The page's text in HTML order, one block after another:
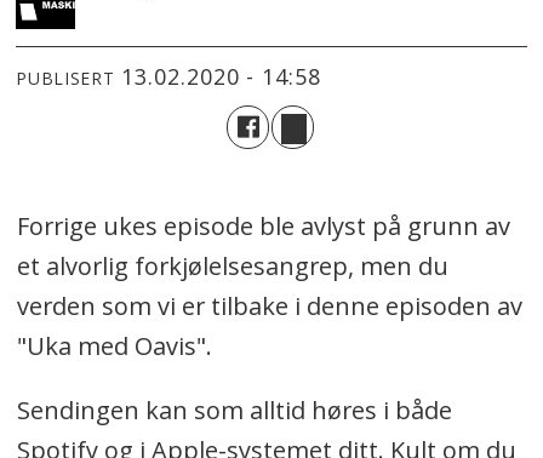
PUBLISERT 13.02.2020 - 14:58
Forrige ukes episode ble avlyst på grunn av
et alvorlig forkjølelsesangrep, men du
verden som vi er tilbake i denne episoden av
"Uka med Oavis".
Sendingen kan som alltid høres i både
Spotify og i Apple-systemet ditt. Kult om du